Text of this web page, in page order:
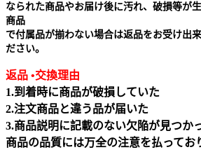
なられた商品やお届け後に汚れ、破損等が
商品
で付属品が揃わない場合は返品をお受け出
ださい。
返品 •交換理由
1.到着時に商品が破損していた
2.注文商品と違う品が届いた
3.商品説明に記載のない欠陥が見つか
商品の品質には万全の注意を払ってお